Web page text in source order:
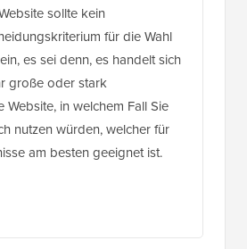
sollte kein
für die Wahl
es sei denn, es handelt sich
große oder stark
Website, in welchem ​​Fall Sie
nutzen würden, welcher für
am besten geeignet ist.